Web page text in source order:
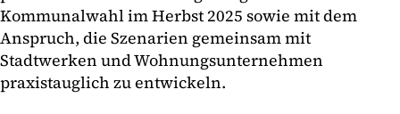
Kommunalwahl im Herbst 2025 sowie mit dem
Anspruch, die Szenarien gemeinsam mit
Stadtwerken und Wohnungsunternehmen
praxistauglich zu entwickeln.